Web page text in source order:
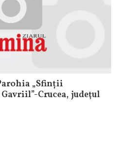
„Sfinții
Crucea, judeţul